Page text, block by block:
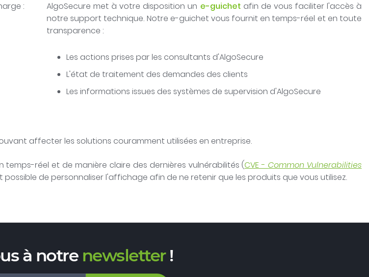
: AlgoSecure met à votre disposition un e-guichet afin de vous faciliter l'accès à
notre support technique. Notre e-guichet vous fournit en temps-réel et en toute
transparence :
Les actions prises par les consultants d'AlgoSecure
L'état de traitement des demandes des clients
Les informations issues des systèmes de supervision d'AlgoSecure
affecter les solutions couramment utilisées en entreprise.
réel et de manière claire des dernières vulnérabilités (CVE -Common Vulnerabilities
de personnaliser l'affichage afin de ne retenir que les produits que vous utilisez.
à notre newsletter!